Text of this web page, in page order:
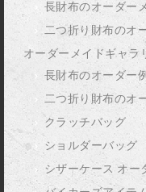
長財布のオーダー
二つ折り財布のオ
オーダーメイドギャラ
長財布のオーダー例
二つ折り財布のオ
クラッチバッグ
ショルダーバッグ
シザーケース オー